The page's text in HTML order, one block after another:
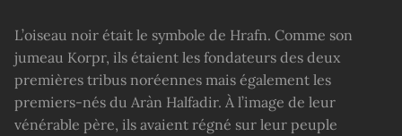
L’oiseau noir était le symbole de Hrafn. Comme son
jumeau Korpr, ils étaient les fondateurs des deux
premières tribus noréennes mais également les
premiers-nés du Aràn Halfadir. À l’image de leur
vénérable père, ils avaient régné sur leur peuple